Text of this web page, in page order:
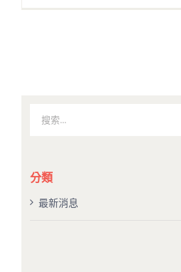
果：
分類
最新消息